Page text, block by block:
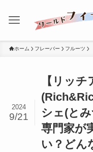
ホーム フレーバー フルーツ
【リッ
シェ(と
専門家が
い？どん
2024
9/21